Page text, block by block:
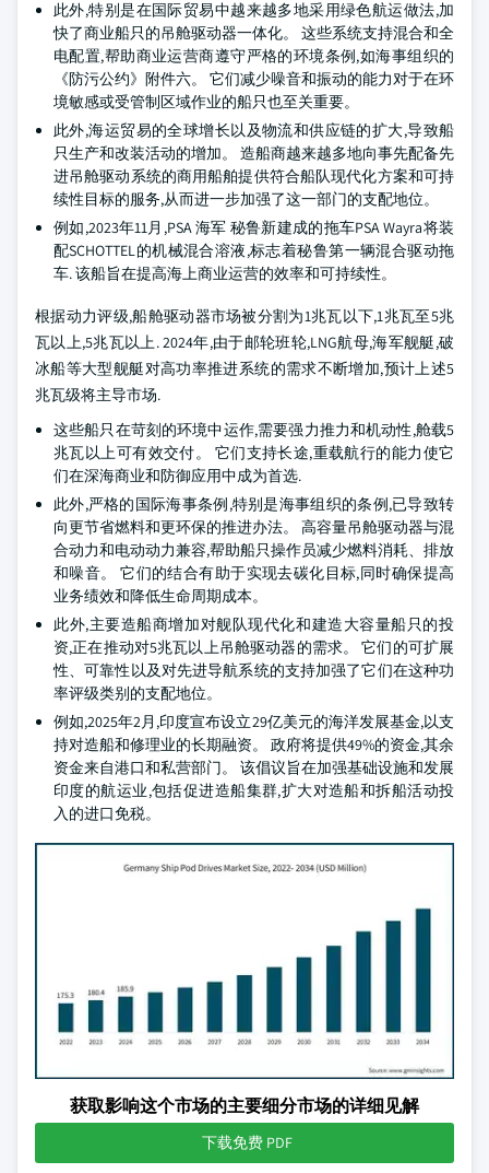
此外,特别是在国际贸易中越来越多地采用绿色航运做法,加
快了商业船只的吊舱驱动器一体化。 这些系统支持混合和全
电配置,帮助商业运营商遵守严格的环境条例,如海事组织的
《防污公约》附件六。 它们减少噪音和振动的能力对于在环
境敏感或受管制区域作业的船只也至关重要。
此外,海运贸易的全球增长以及物流和供应链的扩大,导致船
只生产和改装活动的增加。 造船商越来越多地向事先配备先
进吊舱驱动系统的商用船舶提供符合船队现代化方案和可持
续性目标的服务,从而进一步加强了这一部门的支配地位。
例如,2023年11月,PSA 海军 秘鲁新建成的拖车PSA Wayra将装
配SCHOTTEL的机械混合溶液,标志着秘鲁第一辆混合驱动拖
车. 该船旨在提高海上商业运营的效率和可持续性。
根据动力评级,船舱驱动器市场被分割为1兆瓦以下,1兆瓦至5兆
瓦以上,5兆瓦以上. 2024年,由于邮轮班轮,LNG航母,海军舰艇,破
冰船等大型舰艇对高功率推进系统的需求不断增加,预计上述5
兆瓦级将主导市场.
这些船只在苛刻的环境中运作,需要强力推力和机动性,舱载5
兆瓦以上可有效交付。 它们支持长途,重载航行的能力使它
们在深海商业和防御应用中成为首选.
此外,严格的国际海事条例,特别是海事组织的条例,已导致转
向更节省燃料和更环保的推进办法。 高容量吊舱驱动器与混
合动力和电动动力兼容,帮助船只操作员减少燃料消耗、排放
和噪音。 它们的结合有助于实现去碳化目标,同时确保提高
业务绩效和降低生命周期成本。
此外,主要造船商增加对舰队现代化和建造大容量船只的投
资,正在推动对5兆瓦以上吊舱驱动器的需求。 它们的可扩展
性、可靠性以及对先进导航系统的支持加强了它们在这种功
率评级类别的支配地位。
例如,2025年2月,印度宣布设立29亿美元的海洋发展基金,以支
持对造船和修理业的长期融资。 政府将提供49%的资金,其余
资金来自港口和私营部门。 该倡议旨在加强基础设施和发展
印度的航运业,包括促进造船集群,扩大对造船和拆船活动投
入的进口免税。
获取影响这个市场的主要细分市场的详细见解
下载免费 PDF